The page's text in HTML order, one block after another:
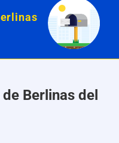
Berlinas del